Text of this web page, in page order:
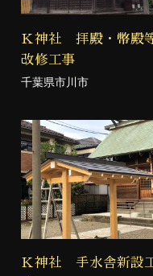
Ｋ神社 拝殿・幣殿
改修工事
千葉県市川市
Ｋ神社 手水舎新設